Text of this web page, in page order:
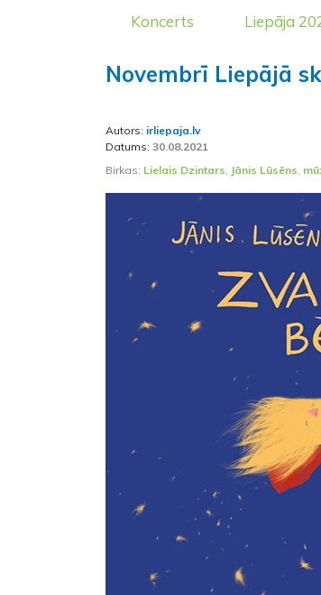
Koncerts Liepāja
Novembrī Liepājā
Autors: irliepaja.lv
Datums: 30.08.2021
Birkas: Lielais Dzintars, Jānis Lūsēns,